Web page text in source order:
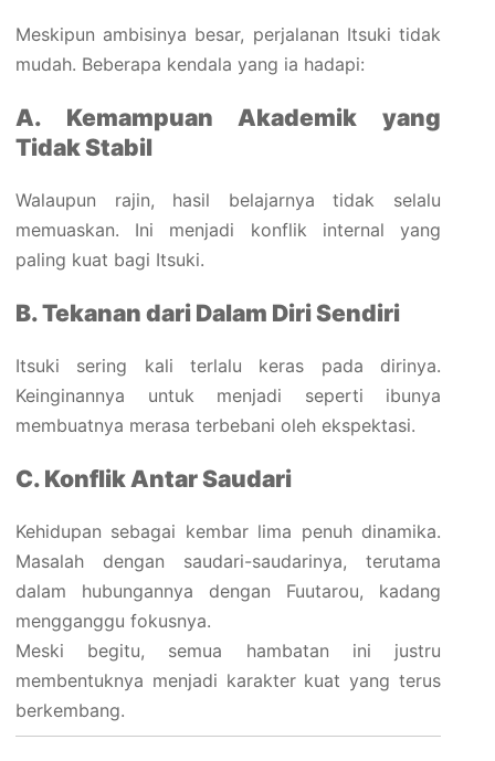
Meskipun ambisinya besar, perjalanan Itsuki tidak
mudah. Beberapa kendala yang ia hadapi:
A. Kemampuan Akademik yang
Tidak Stabil
Walaupun rajin, hasil belajarnya tidak selalu
memuaskan. Ini menjadi konflik internal yang
paling kuat bagi Itsuki.
B. Tekanan dari Dalam Diri Sendiri
Itsuki sering kali terlalu keras pada dirinya.
Keinginannya untuk menjadi seperti ibunya
membuatnya merasa terbebani oleh ekspektasi.
C. Konflik Antar Saudari
Kehidupan sebagai kembar lima penuh dinamika.
Masalah dengan saudari-saudarinya, terutama
dalam hubungannya dengan Fuutarou, kadang
mengganggu fokusnya.
Meski begitu, semua hambatan ini justru
membentuknya menjadi karakter kuat yang terus
berkembang.